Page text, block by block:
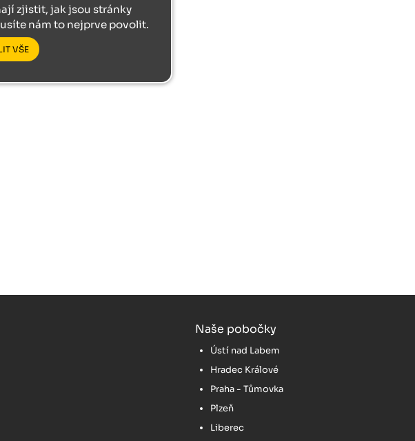
Naše pobočky
Ústí nad Labem
Hradec Králové
Praha - Tůmovka
Plzeň
Liberec
zjistit, jak jsou stránky
nám to nejprve povolit.